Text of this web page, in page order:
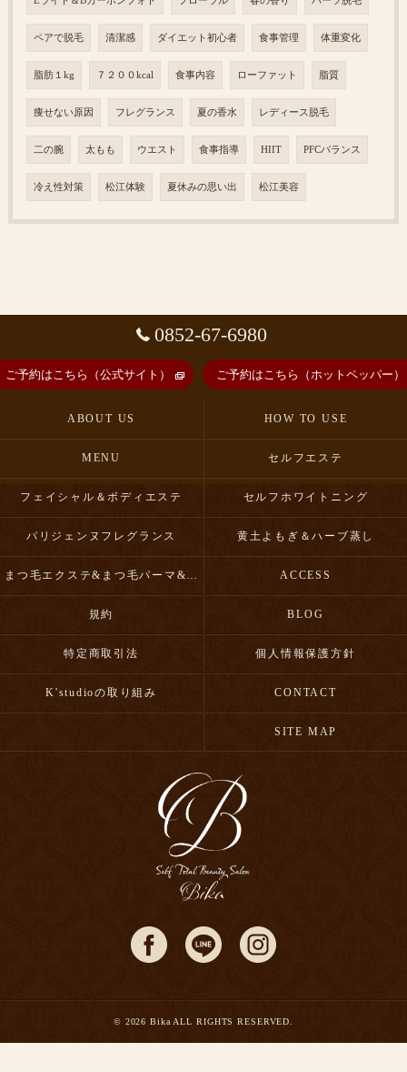
ペアで脱毛 清潔感 ダイエット初心者 食事管理 体重変化
脂肪１kg ７２００kcal 食事内容 ローファット 脂質
痩せない原因 フレグランス 夏の香水 レディース脱毛
二の腕 太もも ウエスト 食事指導 HIIT PFCバランス
冷え性対策 松江体験 夏休みの思い出 松江美容
0852-67-6980
ご予約はこちら（公式サイト） ご予約はこちら（ホットペッパー）
ABOUT US HOW TO USE
MENU セルフエステ
フェイシャル＆ボディエステ セルフホワイトニング
パリジェンヌフレグランス 黄土よもぎ＆ハーブ蒸し
まつ毛エクステ&まつ毛パーマ&眉毛スタイリング ACCESS
規約 BLOG
特定商取引法 個人情報保護方針
K'studioの取り組み CONTACT
SITE MAP
© 2026 Bika ALL RIGHTS RESERVED.